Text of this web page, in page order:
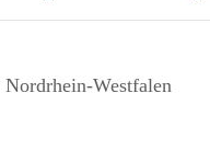
Westfalen